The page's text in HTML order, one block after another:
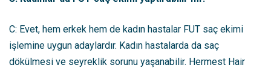
C: Evet, hem erkek hem de kadın hastalar FUT saç ekimi
işlemine uygun adaylardır. Kadın hastalarda da saç
dökülmesi ve seyreklik sorunu yaşanabilir. Hermest Hair